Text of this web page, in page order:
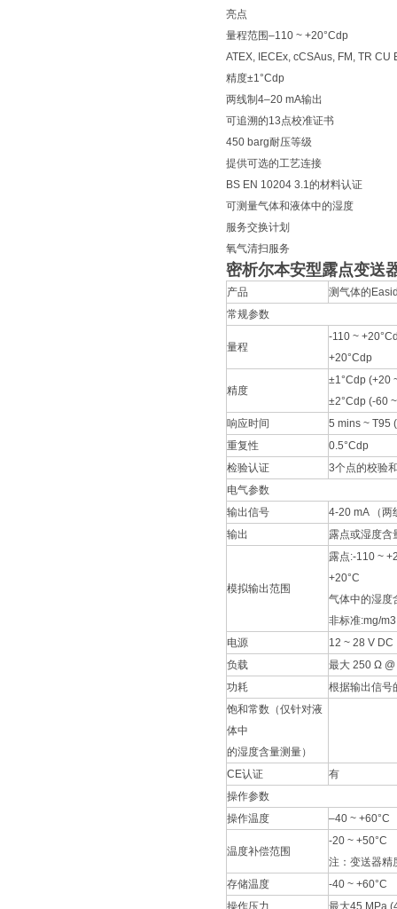
亮点
量程范围–110 ~ +20°Cdp
ATEX, IECEx, cCSAus, FM, TR CU
精度±1°Cdp
两线制4–20 mA输出
可追溯的13点校准证书
450 barg耐压等级
提供可选的工艺连接
BS EN 10204 3.1的材料认证
可测量气体和液体中的湿度
服务交换计划
氧气清扫服务
密析尔本安型露点变送
产品
测气体的
常规参数
量程
-110 ~
+20°Cdp
精度
±1°Cdp (+20
±2°Cdp (-60
响应时间
5 mins ~ T95
重复性
0.5°Cdp
检验认证
3个点的校验
电气参数
输出信号
4-20 mA （两
输出
露点或湿度含
模拟输出范围
露点:-110 ~
+20°C
气体中的湿度
非标准:mg/
电源
12 ~ 28 V DC
负载
最大 250 Ω
功耗
根据输出信号
饱和常数（仅针对液
体中
的湿度含量测量）
CE认证
有
操作参数
操作温度
–40 ~ +60°C
温度补偿范围
-20 ~ +50°C
注：变送器精
存储温度
-40 ~ +60°C
操作压力
最大45 MPa